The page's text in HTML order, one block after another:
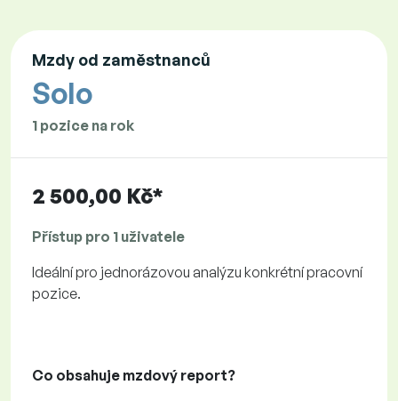
Mzdy od zaměstnanců
Solo
1 pozice na rok
2 500,00 Kč*
Přístup pro 1 uživatele
Ideální pro jednorázovou analýzu konkrétní pracovní
pozice.
Co obsahuje mzdový report?